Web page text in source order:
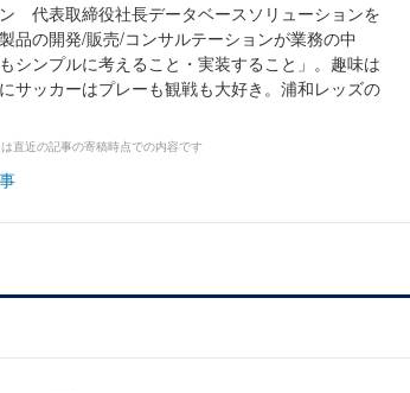
代表取締役社長データベースソリューションを
品の開発/販売/コンサルテーションが業務の中
シンプルに考えること・実装すること」。趣味は
サッカーはプレーも観戦も大好き。浦和レッズの
直近の記事の寄稿時点での内容です